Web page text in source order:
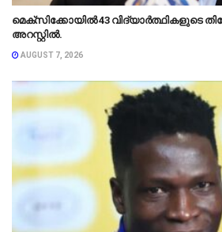
മെക്‌സിക്കോയിൽ 43 വിദ്യാർത്ഥികളുടെ
അറസ്റ്റിൽ.
AUGUST 7, 2026